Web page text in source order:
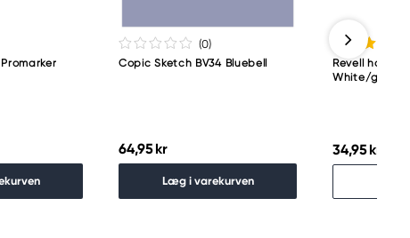
(0)
Copic Sketch BV34 Bluebell
64,95 kr
Læg i varekurven
Revell
White/gloss
34,95 kr